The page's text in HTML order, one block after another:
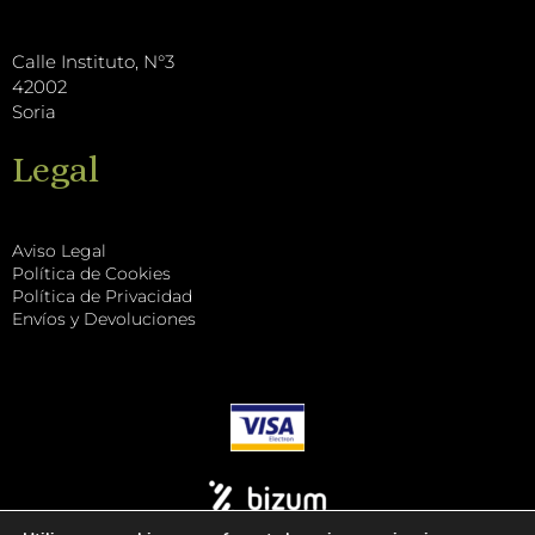
Calle Instituto, N°3
42002
Soria
Legal
Aviso Legal
Política de Cookies
Política de Privacidad
Envíos y Devoluciones